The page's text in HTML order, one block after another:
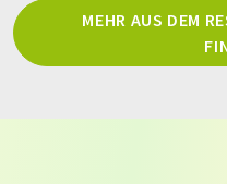
MEHR AUS DEM